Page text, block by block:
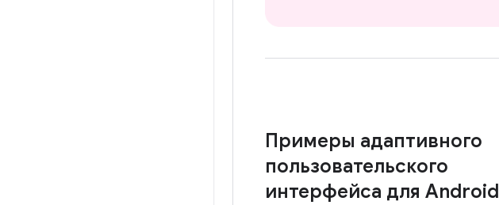
Примеры адаптивного
пользовательского
интерфейса для Android